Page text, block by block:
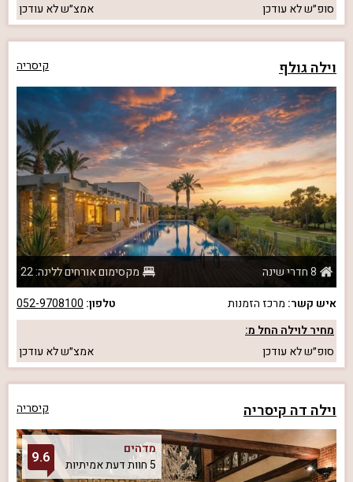
סופ״שלא עודכן אמצ״שלא עודכן
וילה גולף קיסריה
8 חדרי שינה
מקסימום אורחים ללינה: 22
איש קשר: מרכז הזמנות טלפון: 052-9708100
מחיר לוילה החל מ:
סופ״שלא עודכן אמצ״שלא עודכן
וילה דה קיסריה קיסריה
מדהים
5 חוות דעת אמיתיות
9.6